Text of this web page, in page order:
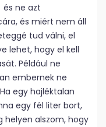
ne azt
és miért nem áll
tud válni, el
lehet, hogy el kell
Például ne
embernek ne
egy hajléktalan
egy fél liter bort,
helyen alszom, hogy